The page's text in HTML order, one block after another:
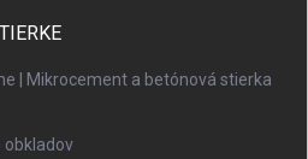
| Mikrocement a betónová stierka
obkladov